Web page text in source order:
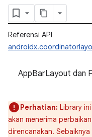
Referensi API
AppBarLayout dan
Perhatian: Library
akan menerima
direncanakan. Sebaiknya